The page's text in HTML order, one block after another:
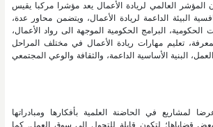
المؤشر العالمي لريادة الأعمال يعد مؤشرا مركبا يقيس
البيئة الداعمة لريادة الأعمال، ويتضمن محاور عدة،
الحكومية، البرامج الحكومية الموجهة الى رواد الأعمال،
تعليم مهارات ريادة الأعمال في مختلف المراحل
البنية الأساسية الداعمة، والثقافة والوعي المجتمعي
لمشاريع في الحاضنة العلمية بأفكارها ومبادراتها
لبعض قضاياها؛ لتكون قابلة للتحول إلى سوق العمل. كما